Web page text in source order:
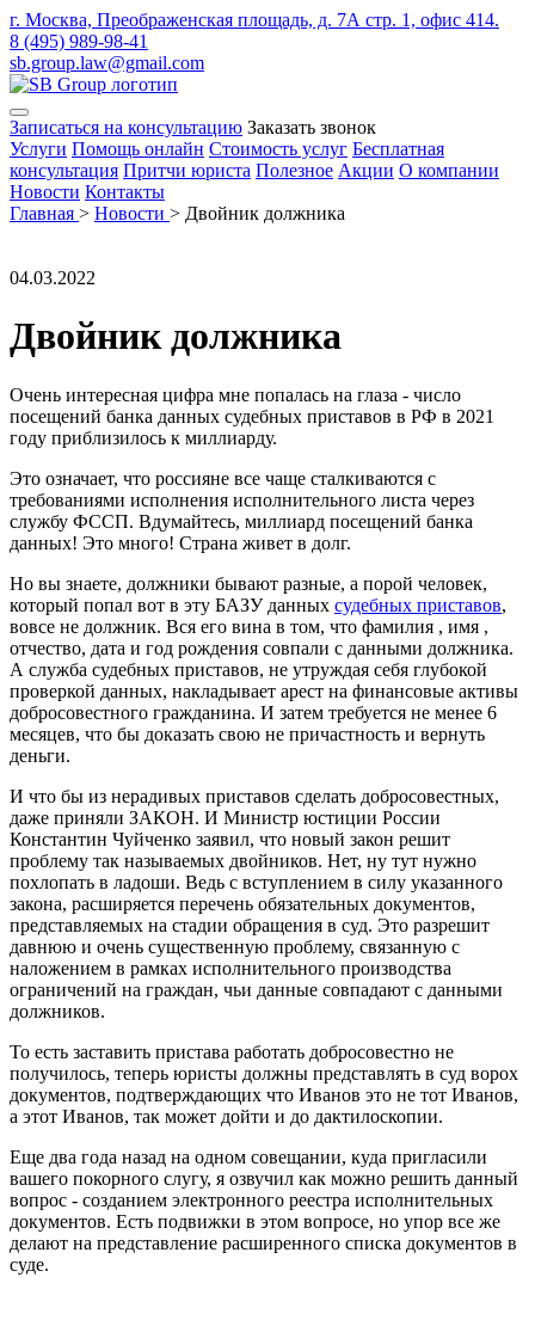
г. Москва, Преображенская площадь, д. 7А стр. 1, офис 414.
8 (495) 989-98-41
sb.group.law@gmail.com
Записаться на консультацию Заказать звонок
Услуги Помощь онлайн Стоимость услуг Бесплатная
консультация Притчи юриста Полезное Акции О компании
Новости Контакты
Главная > Новости > Двойник должника
04.03.2022
Двойник должника
Очень интересная цифра мне попалась на глаза - число
посещений банка данных судебных приставов в РФ в 2021
году приблизилось к миллиарду.
Это означает, что россияне все чаще сталкиваются с
требованиями исполнения исполнительного листа через
службу ФССП. Вдумайтесь, миллиард посещений банка
данных! Это много! Страна живет в долг.
Но вы знаете, должники бывают разные, а порой человек,
который попал вот в эту БАЗУ данных судебных приставов,
вовсе не должник. Вся его вина в том, что фамилия , имя ,
отчество, дата и год рождения совпали с данными должника.
А служба судебных приставов, не утруждая себя глубокой
проверкой данных, накладывает арест на финансовые активы
добросовестного гражданина. И затем требуется не менее 6
месяцев, что бы доказать свою не причастность и вернуть
деньги.
И что бы из нерадивых приставов сделать добросовестных,
даже приняли ЗАКОН. И Министр юстиции России
Константин Чуйченко заявил, что новый закон решит
проблему так называемых двойников. Нет, ну тут нужно
похлопать в ладоши. Ведь с вступлением в силу указанного
закона, расширяется перечень обязательных документов,
представляемых на стадии обращения в суд. Это разрешит
давнюю и очень существенную проблему, связанную с
наложением в рамках исполнительного производства
ограничений на граждан, чьи данные совпадают с данными
должников.
То есть заставить пристава работать добросовестно не
получилось, теперь юристы должны представлять в суд ворох
документов, подтверждающих что Иванов это не тот Иванов,
а этот Иванов, так может дойти и до дактилоскопии.
Еще два года назад на одном совещании, куда пригласили
вашего покорного слугу, я озвучил как можно решить данный
вопрос - созданием электронного реестра исполнительных
документов. Есть подвижки в этом вопросе, но упор все же
делают на представление расширенного списка документов в
суде.